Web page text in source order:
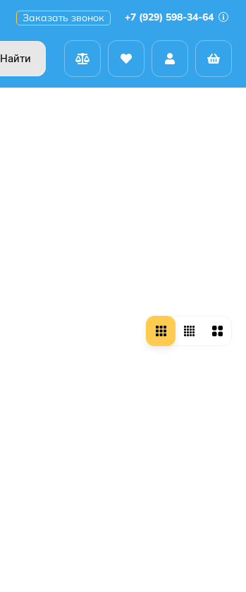
Заказать звонок +7 (929) 598-34-64
Найти